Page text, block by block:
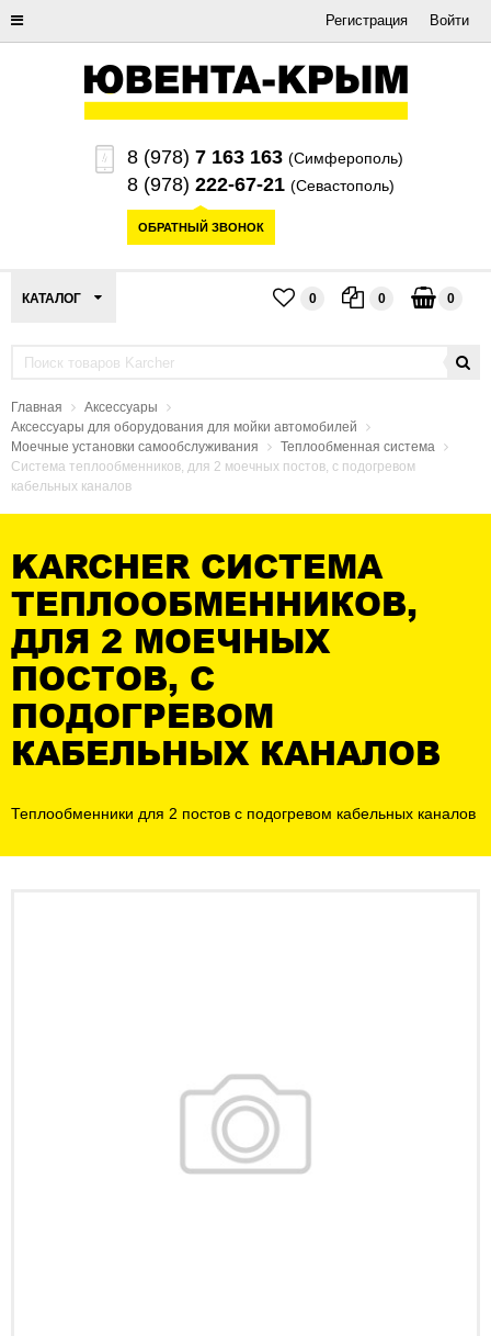
Регистрация Войти
8 (978) 7 163 163 (Симферополь)
8 (978) 222-67-21 (Севастополь)
ОБРАТНЫЙ ЗВОНОК
КАТАЛОГ 0 0 0
Главная
Аксессуары
Аксессуары для оборудования для мойки автомобилей
Моечные установки самообслуживания
Теплообменная система
Система теплообменников, для 2 моечных постов, с подогревом
кабельных каналов
KARCHER СИСТЕМА
ТЕПЛООБМЕННИКОВ,
ДЛЯ 2 МОЕЧНЫХ
ПОСТОВ, С
ПОДОГРЕВОМ
КАБЕЛЬНЫХ КАНАЛОВ
Теплообменники для 2 постов с подогревом кабельных каналов